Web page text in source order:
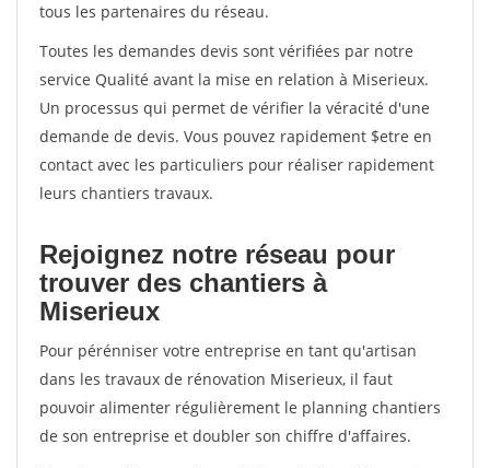
tous les partenaires du réseau.
Toutes les demandes devis sont vérifiées par notre
service Qualité avant la mise en relation à Miserieux.
Un processus qui permet de vérifier la véracité d'une
demande de devis. Vous pouvez rapidement $etre en
contact avec les particuliers pour réaliser rapidement
leurs chantiers travaux.
Rejoignez notre réseau pour
trouver des chantiers à
Miserieux
Pour pérénniser votre entreprise en tant qu'artisan
dans les travaux de rénovation Miserieux, il faut
pouvoir alimenter régulièrement le planning chantiers
de son entreprise et doubler son chiffre d'affaires.